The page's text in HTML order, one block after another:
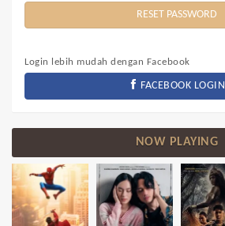
Login lebih mudah dengan Facebook
FACEBOOK LOGIN
NOW PLAYING